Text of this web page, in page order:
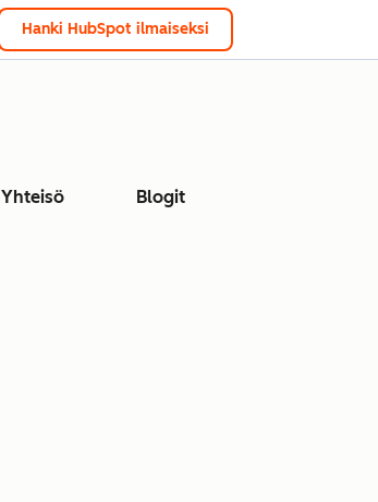
Hanki HubSpot ilmaiseksi
Yhteisö Blogit